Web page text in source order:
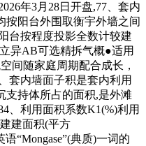
年3月28日开盘,77、套内
按阳台外围取衡宇外墙之间
台按程度投影全数计较建
异AB可选精拆气概●适用
间随家庭周期配合成长，
套内墙面子积是套内利用
支持体所占的面积,是外滩
、利用面积系数K1(%)利用
建面积(平方
“Mongase”(典质)一词的